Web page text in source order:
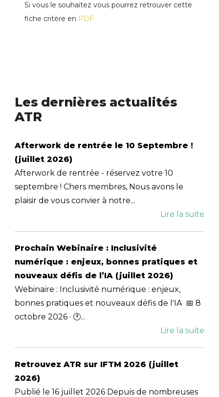
Si vous le souhaitez vous pourrez retrouver cette
fiche critère en PDF
Les dernières actualités
ATR
Afterwork de rentrée le 10 Septembre !
(juillet 2026)
Afterwork de rentrée - réservez votre 10
septembre ! Chers membres, Nous avons le
plaisir de vous convier à notre...
Lire la suite
Prochain Webinaire : Inclusivité
numérique : enjeux, bonnes pratiques et
nouveaux défis de l’IA (juillet 2026)
Webinaire : Inclusivité numérique : enjeux,
bonnes pratiques et nouveaux défis de l'IA 📅 8
octobre 2026 · 🕐...
Lire la suite
Retrouvez ATR sur IFTM 2026 (juillet
2026)
Publié le 16 juillet 2026 Depuis de nombreuses